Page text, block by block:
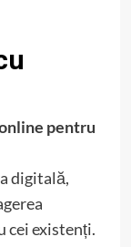
pentru
digitală,
cei existenți.